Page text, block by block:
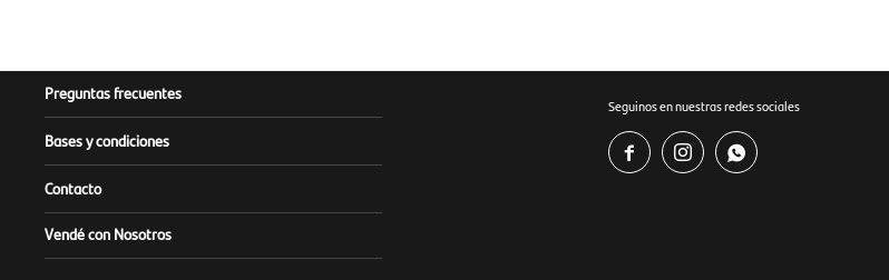
Preguntas frecuentes
Bases y condiciones
Contacto
Vendé con Nosotros
Seguinos en nuestras redes sociales
  